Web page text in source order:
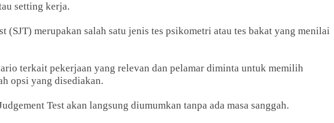
setting kerja.
(SJT) merupakan salah satu jenis tes psikometri atau tes bakat yang menilai
terkait pekerjaan yang relevan dan pelamar diminta untuk memilih
opsi yang disediakan.
Test akan langsung diumumkan tanpa ada masa sanggah.